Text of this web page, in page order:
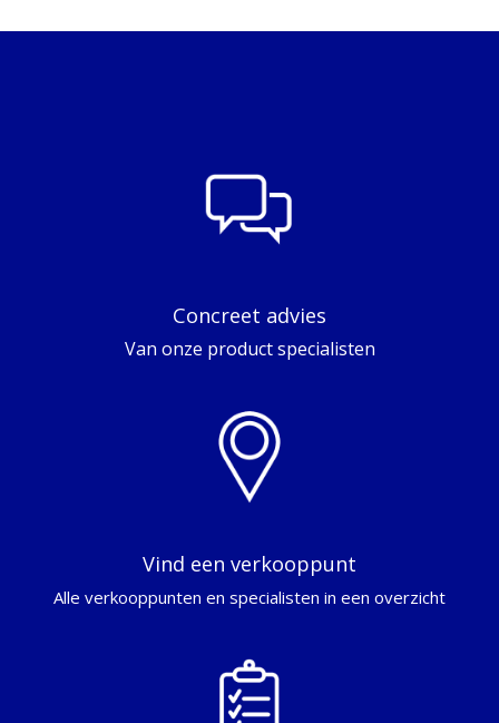
Concreet advies
Van onze product specialisten
Vind een verkooppunt
Alle verkooppunten en specialisten in een overzicht